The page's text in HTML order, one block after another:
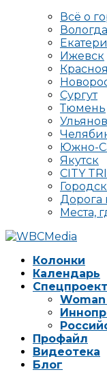
Всё о
Вологда
Ижевск
Сургут
Тюмень
Южно-
Якутск
CITY
Дорога
Места,
Колонки
Календарь
Профайл
Видеотека
Блог